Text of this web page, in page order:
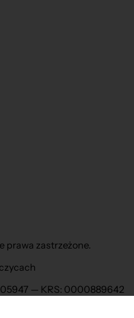
prawa zastrzeżone.
— KRS: 0000889642